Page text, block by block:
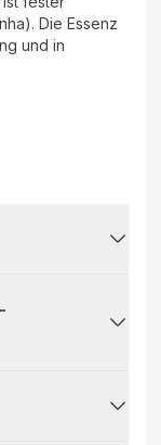
Die Essenz
und in